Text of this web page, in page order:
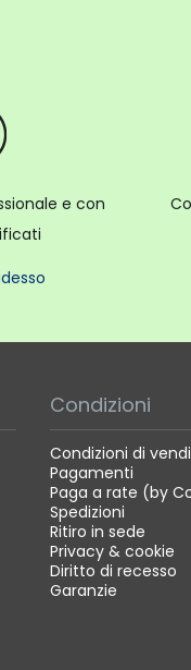
e con
Condizioni
Condizioni di
Pagamenti
Paga a rate (by
Spedizioni
Ritiro in sede
Privacy & cookie
Diritto di recesso
Garanzie